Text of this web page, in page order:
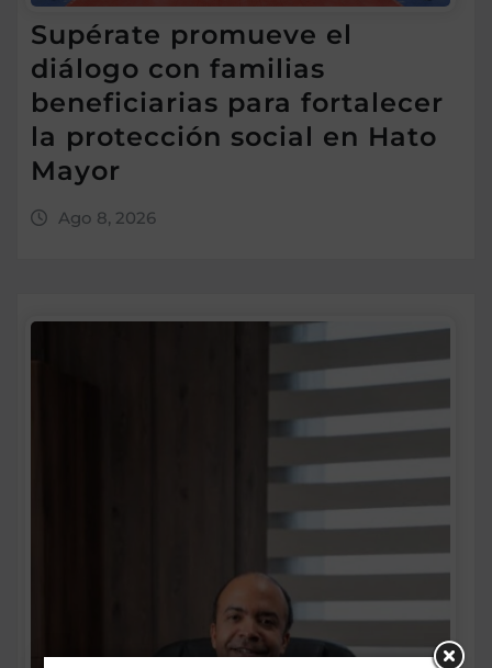
Supérate promueve el
diálogo con familias
beneficiarias para fortalecer
la protección social en Hato
Mayor
Ago 8, 2026